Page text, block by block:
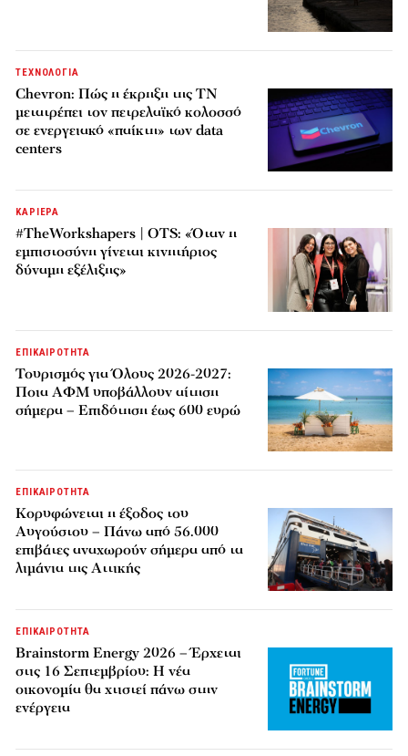
ΤΕΧΝΟΛΟΓΙΑ
Chevron: Πώς η έκρηξη της ΤΝ
μετατρέπει τον πετρελαϊκό κολοσσό
σε ενεργειακό «παίκτη» των data
centers
ΚΑΡΙΕΡΑ
#TheWorkshapers | OTS: «Όταν η
εμπιστοσύνη γίνεται κινητήριος
δύναμη εξέλιξης»
ΕΠΙΚΑΙΡΟΤΗΤΑ
Τουρισμός για Όλους 2026-2027:
Ποια ΑΦΜ υποβάλλουν αίτηση
σήμερα – Επιδότηση έως 600 ευρώ
ΕΠΙΚΑΙΡΟΤΗΤΑ
Κορυφώνεται η έξοδος του
Αυγούστου – Πάνω από 56.000
επιβάτες αναχωρούν σήμερα από τα
λιμάνια της Αττικής
ΕΠΙΚΑΙΡΟΤΗΤΑ
Brainstorm Energy 2026 – Έρχεται
στις 16 Σεπτεμβρίου: Η νέα
οικονομία θα χτιστεί πάνω στην
ενέργεια